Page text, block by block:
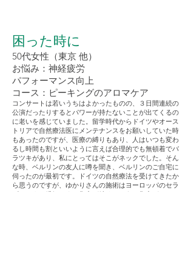
​困った時に
50代女性（東京 他）
お悩み：神経疲労
パフォーマンス向上
​コース：ピーキングのアロマケア
コンサートは若いうちはよかったものの、３日間連続の
公演だったりするとパワーが持たないことが出てくるの
に老いを感じていました。留学時代からドイツやオース
トリアで自然療法医にメンテナンスをお願いしていた時
もあったのですが、医療の縛りもあり、人はいつも変わ
るし時間も割といいように言えば合理的でも無頓着でバ
ラツキがあり、私にとってはそこがネックでした。そん
な時、ベルリンの友人に噂を聞き、ベルリンのご自宅に
伺ったのが最初です。ドイツの自然療法を受けてきたか
ら思うのですが、ゆかりさんの施術はヨーロッパのセラ
ピストより繊細です。集中が続くというか集中がのび